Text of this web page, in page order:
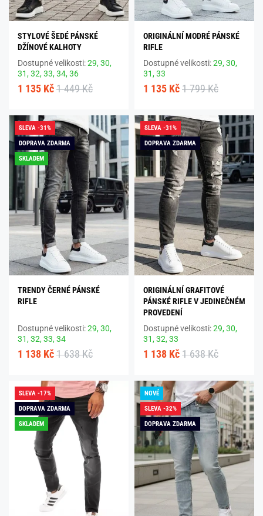
STYLOVÉ ŠEDÉ PÁNSKÉ
DŽÍNOVÉ KALHOTY
Dostupné velikosti:29,30,
31,32,33,34,36
1 135 Kč 1 449 Kč
ORIGINÁLNÍ MODRÉ PÁNSKÉ
RIFLE
Dostupné velikosti:29,30,
31,33
1 135 Kč 1 799 Kč
SLEVA -31%
DOPRAVA ZDARMA
SKLADEM
TRENDY ČERNÉ PÁNSKÉ
RIFLE
Dostupné velikosti:29,30,
31,32,33,34
1 138 Kč 1 638 Kč
SLEVA -31%
DOPRAVA ZDARMA
ORIGINÁLNÍ GRAFITOVÉ
PÁNSKÉ RIFLE V JEDINEČNÉM
PROVEDENÍ
Dostupné velikosti:29,30,
31,32,33
1 138 Kč 1 638 Kč
SLEVA -17%
DOPRAVA ZDARMA
SKLADEM
NOVÉ
SLEVA -32%
DOPRAVA ZDARMA